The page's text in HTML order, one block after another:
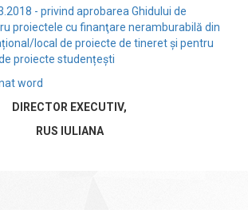
- privind aprobarea Ghidului de
proiectele cu finanţare neramburabilă din
local de proiecte de tineret și pentru
proiecte studențești
word
DIRECTOR EXECUTIV,
RUS IULIANA